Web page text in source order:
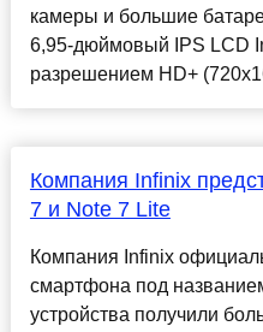
камеры и большие
6,95-дюймовый IPS LCD
разрешением HD+
Компания Infinix
7 и Note 7 Lite
Компания Infinix
смартфона под
устройства получили